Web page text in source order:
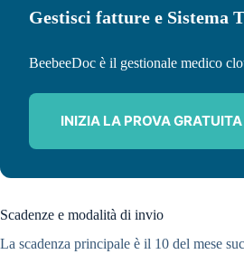
Gestisci fatture e Sistema
BeebeeDoc è il gestionale medico
INIZIA LA PROVA
Scadenze e modalità di invio
La scadenza principale è il 10 del mese